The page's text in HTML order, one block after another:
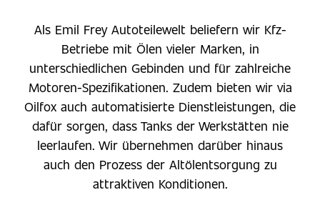
Als Emil Frey Autoteilewelt beliefern wir Kfz-
Betriebe mit Ölen vieler Marken, in
unterschiedlichen Gebinden und für zahlreiche
Motoren-Spezifikationen. Zudem bieten wir via
Oilfox auch automatisierte Dienstleistungen, die
dafür sorgen, dass Tanks der Werkstätten nie
leerlaufen. Wir übernehmen darüber hinaus
auch den Prozess der Altölentsorgung zu
attraktiven Konditionen.